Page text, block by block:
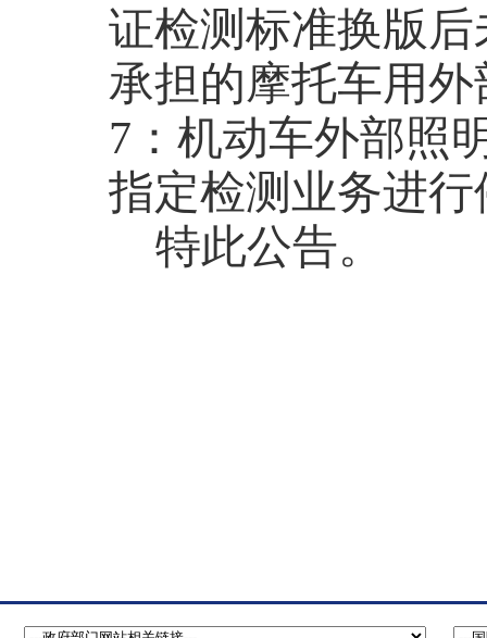
证检测标准换版
承担的摩托车用
7 ：机动车外部照
指定检测业务进
特此公告。